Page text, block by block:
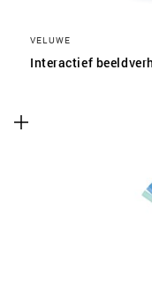
VELUWE
Interactief